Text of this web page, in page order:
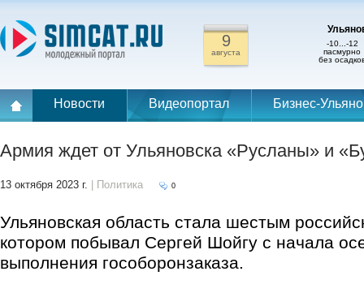
9
августа
-10...-12
пасмурно
без
Новости Видеопортал Бизнес-
Армия ждет от Ульяновска «Русланы» и
13 октября 2023 г. | Политика 0
Ульяновская область стала шестым
котором побывал Сергей Шойгу с начала
выполнения гособоронзаказа.